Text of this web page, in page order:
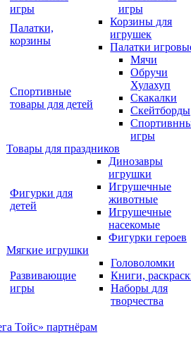
игры
игры
Палатки,
корзины
Корзины для
игрушек
Палатки
Спортивные
товары для детей
Мячи
Обручи
Хулахуп
Скакалки
Скейтборды
игры
Товары для праздников
Фигурки для
детей
Динозавры
игрушки
Игрушечные
животные
Игрушечные
насекомые
Фигурки героев
Мягкие игрушки
Развивающие
игры
Головоломки
Книги,
Наборы для
творчества